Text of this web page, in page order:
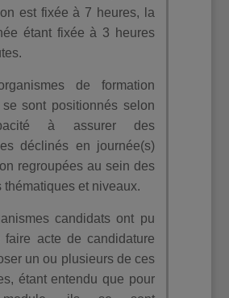
est fixée à 7 heures, la
étant fixée à 3 heures
de formation
se sont positionnés selon
à assurer des
déclinés en journée(s)
regroupées au sein des
thématiques et niveaux.
candidats ont pu
faire acte de candidature
un ou plusieurs de ces
étant entendu que pour